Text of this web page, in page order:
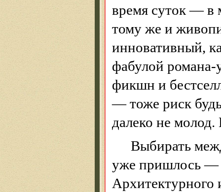
время суток — в
тому же и
инновативный,
фабулой романа-
фикшн и
— тоже риск
далеко не
Выбирать
уже пришлось —
Архитектурного